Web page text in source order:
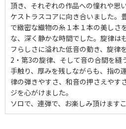
頂き、それぞれの作品への憧れや思
ケストラスコアに向き合いました。
で緻密な織物の糸１本１本の美しさ
な、深く静かな時間でした。旋律は
フらしさに溢れた低音の動き、旋律
2・第3の旋律、そして音の合間を
手触り、厚みを残しながらも、指の
律の弾きやすさ、和音の押さえやす
ジを心がけました。
ソロで、連弾で、お楽しみ頂けます